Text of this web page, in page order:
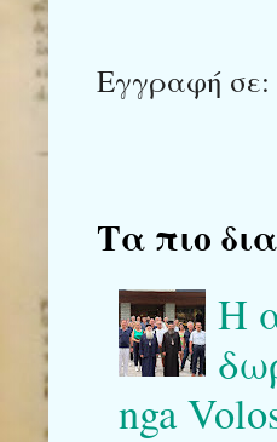
Εγγραφή σε:
Τα πιο
Η
nga